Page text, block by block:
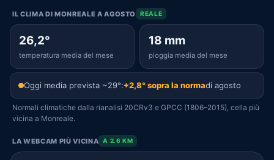
IL CLIMA DI MONREALE A AGOSTO REALE
26,2°
temperatura media del mese
18 mm
pioggia media del mese
Oggi media prevista ~29°:+2,8° sopra la normadi agosto
Normali climatiche dalla rianalisi 20CRv3 e GPCC (1806–2015), cella più
vicina a Monreale.
LA WEBCAM PIÙ VICINA A 2.6 KM